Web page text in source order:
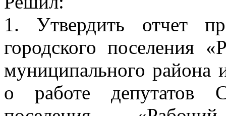
1. Утвердить отчет
городского поселения
муниципального района
о работе депутатов